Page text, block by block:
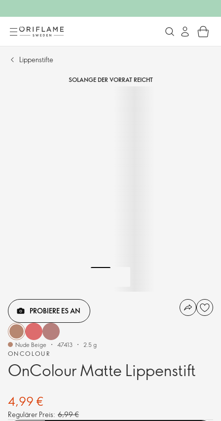
Lippenstifte
SOLANGE DER VORRAT REICHT
ONCOLOUR
OnColour Matte Lippenstift
PROBIERE ES AN
Nude Beige 47413 2.5 g
4,99 €
Regulärer Preis: 6,99 €